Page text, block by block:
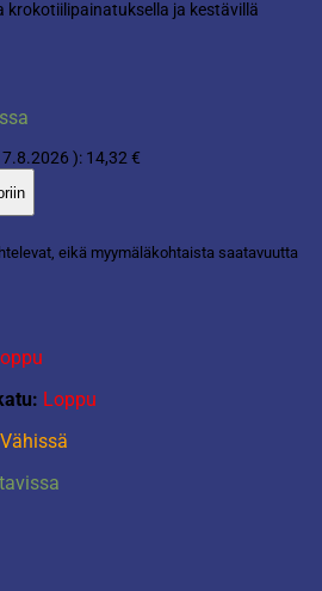
krokotiilipainatuksella ja kestävillä
7.8.2026 ): 14,32€
eikä myymäläkohtaista saatavuutta
Loppu
Vähissä